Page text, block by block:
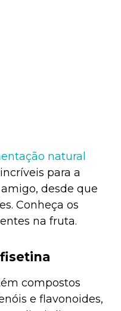
natural
para a
desde que
Conheça os
na fruta.
compostos
e flavonoides,